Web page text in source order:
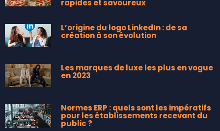
rapides et savoureux
L’origine du logo LinkedIn : de sa
création à son évolution
Les marques de luxe les plus en vogue
en 2023
Normes ERP : quels sont les impératifs
pour les établissements recevant du
public ?